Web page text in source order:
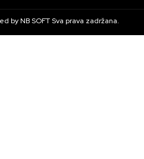
byNB SOFTSva prava zadržana.